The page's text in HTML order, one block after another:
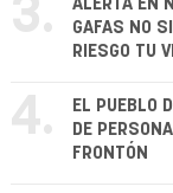
3.
ALERTA EN
GAFAS NO
RIESGO TU
4.
EL PUEBLO
DE
FRONTÓN